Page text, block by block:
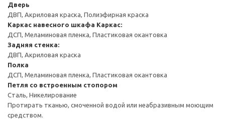
Дверь
ДВП, Акриловая краска, Полиэфирная краска
Каркас навесного шкафа Каркас:
ДСП, Меламиновая пленка, Пластиковая окантовка
Задняя стенка:
ДВП, Акриловая краска
Полка
ДСП, Меламиновая пленка, Пластиковая окантовка
Петля со встроенным стопором
Сталь, Никелирование
Протирать тканью, смоченной водой или неабразивным моющим
средством.